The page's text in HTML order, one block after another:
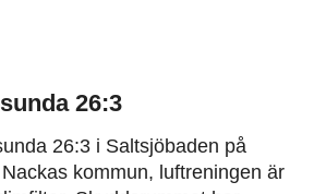
26:3
26:3 i Saltsjöbaden på
kommun, luftreningen är